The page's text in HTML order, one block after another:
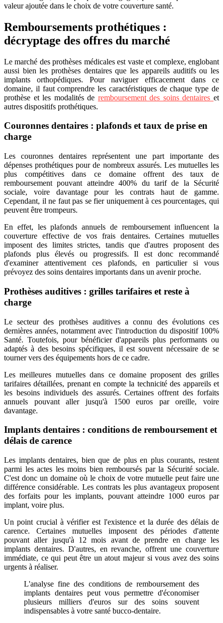
valeur ajoutée dans le choix de votre couverture santé.
Remboursements prothétiques :
décryptage des offres du marché
Le marché des prothèses médicales est vaste et complexe, englobant
aussi bien les prothèses dentaires que les appareils auditifs ou les
implants orthopédiques. Pour naviguer efficacement dans ce
domaine, il faut comprendre les caractéristiques de chaque type de
prothèse et les modalités de remboursement des soins dentaireset
autres dispositifs prothétiques.
Couronnes dentaires : plafonds et taux de prise en
charge
Les couronnes dentaires représentent une part importante des
dépenses prothétiques pour de nombreux assurés. Les mutuelles les
plus compétitives dans ce domaine offrent des taux de
remboursement pouvant atteindre 400% du tarif de la Sécurité
sociale, voire davantage pour les contrats haut de gamme.
Cependant, il ne faut pas se fier uniquement à ces pourcentages, qui
peuvent être trompeurs.
En effet, les plafonds annuels de remboursement influencent la
couverture effective de vos frais dentaires. Certaines mutuelles
imposent des limites strictes, tandis que d'autres proposent des
plafonds plus élevés ou progressifs. Il est donc recommandé
d'examiner attentivement ces plafonds, en particulier si vous
prévoyez des soins dentaires importants dans un avenir proche.
Prothèses auditives : grilles tarifaires et reste à
charge
Le secteur des prothèses auditives a connu des évolutions ces
dernières années, notamment avec l'introduction du dispositif 100%
Santé. Toutefois, pour bénéficier d'appareils plus performants ou
adaptés à des besoins spécifiques, il est souvent nécessaire de se
tourner vers des équipements hors de ce cadre.
Les meilleures mutuelles dans ce domaine proposent des grilles
tarifaires détaillées, prenant en compte la technicité des appareils et
les besoins individuels des assurés. Certaines offrent des forfaits
annuels pouvant aller jusqu'à 1500 euros par oreille, voire
davantage.
Implants dentaires : conditions de remboursement et
délais de carence
Les implants dentaires, bien que de plus en plus courants, restent
parmi les actes les moins bien remboursés par la Sécurité sociale.
C'est donc un domaine où le choix de votre mutuelle peut faire une
différence considérable. Les contrats les plus avantageux proposent
des forfaits pour les implants, pouvant atteindre 1000 euros par
implant, voire plus.
Un point crucial à vérifier est l'existence et la durée des délais de
carence. Certaines mutuelles imposent des périodes d'attente
pouvant aller jusqu'à 12 mois avant de prendre en charge les
implants dentaires. D'autres, en revanche, offrent une couverture
immédiate, ce qui peut être un atout majeur si vous avez des soins
urgents à réaliser.
L'analyse fine des conditions de remboursement des
implants dentaires peut vous permettre d'économiser
plusieurs milliers d'euros sur des soins souvent
indispensables à votre santé bucco-dentaire.